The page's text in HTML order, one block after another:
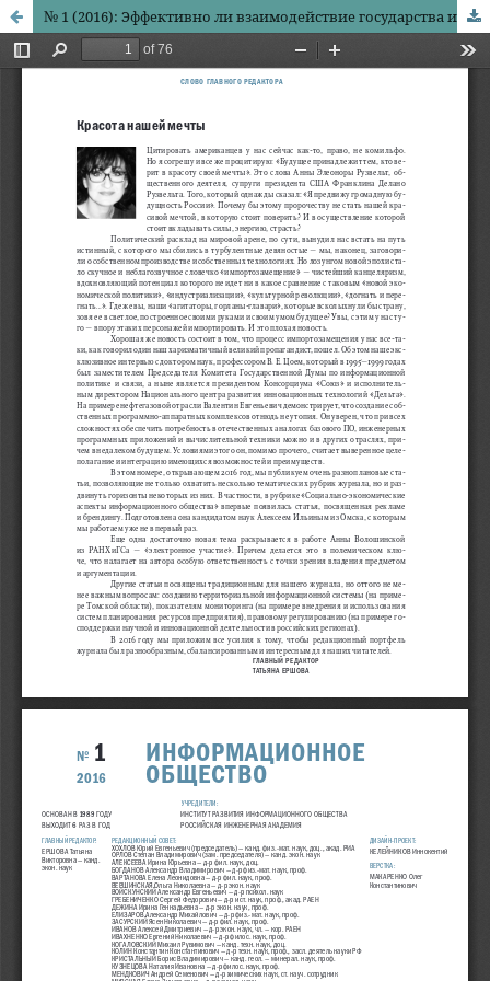
№ 1 (2016): Эффективно ли взаимодействие государства и граждан путем электронного участия?